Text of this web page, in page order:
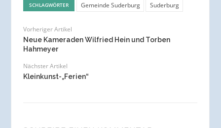
SCHLAGWÖRTER Gemeinde Suderburg Suderburg
Vorheriger Artikel
Neue Kameraden Wilfried Hein und Torben
Hahmeyer
Nächster Artikel
Kleinkunst-„Ferien“